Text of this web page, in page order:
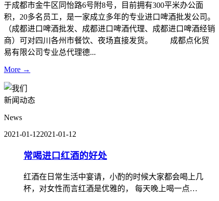
于成都市金牛区同怡路6号附8号，目前拥有300平米办公面
积，20多名员工，是一家成立多年的专业进口啤酒批发公司。
（成都进口啤酒批发、成都进口啤酒代理、成都进口啤酒经销
商）可对四川各州市餐饮、夜场直接发货。 成都点化贸
易有限公司专业总代理德...
More →
新闻动态
News
2021-01-122021-01-12
常喝进口红酒的好处
红酒在日常生活中宴请，小酌的时候大家都会喝上几
杯，对女性而言红酒是优雅的， 每天晚上喝一点…